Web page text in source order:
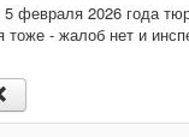
февраля 2026 года
- жалоб нет и